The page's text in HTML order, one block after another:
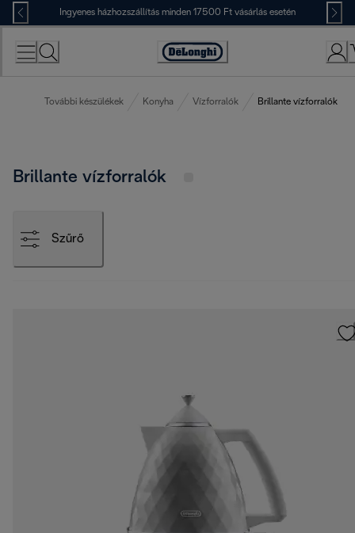
Skip
to
Content
Ingyenes házhozszállítás minden 17500 Ft vásárlás esetén
Accessibility
További készülékek Konyha Vízforralók Brillante vízforralók
Brillante vízforralók
Szűrő